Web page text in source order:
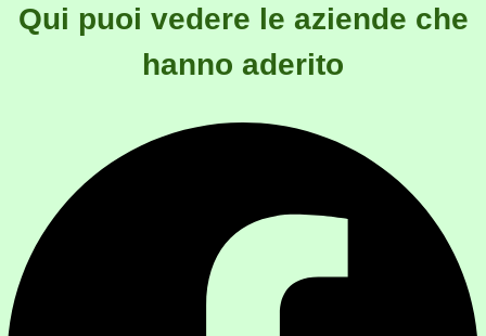
Qui puoi vedere le aziende che
hanno aderito